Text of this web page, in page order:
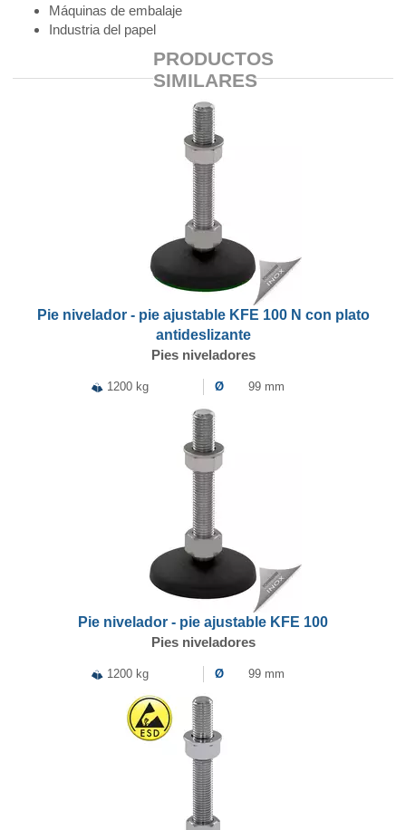
Máquinas de embalaje
Industria del papel
PRODUCTOS
SIMILARES
Pie nivelador - pie ajustable KFE 100 N con plato
antideslizante
Pies niveladores
1200 kg Ø 99 mm
Pie nivelador - pie ajustable KFE 100
Pies niveladores
1200 kg Ø 99 mm